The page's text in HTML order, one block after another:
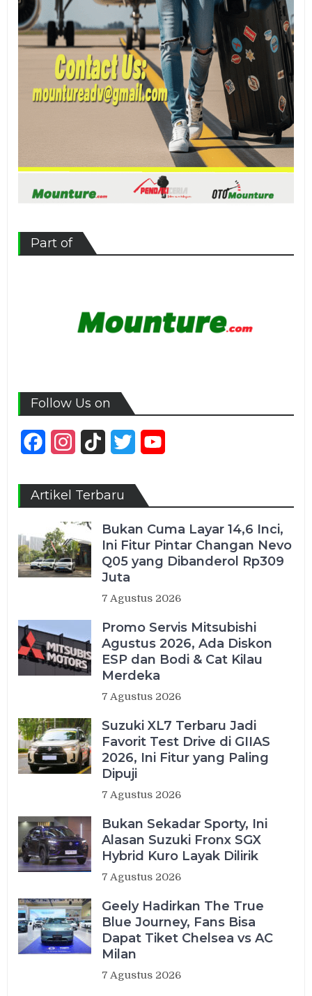
Part of
Follow Us on
FacebookInstagram
TikTok Twitter
Artikel Terbaru
Bukan Cuma Layar 14,6 Inci,
Ini Fitur Pintar Changan Nevo
Q05 yang Dibanderol Rp309
Juta
7 Agustus 2026
Promo Servis Mitsubishi
Agustus 2026, Ada Diskon
ESP dan Bodi & Cat Kilau
Merdeka
7 Agustus 2026
Suzuki XL7 Terbaru Jadi
Favorit Test Drive di GIIAS
2026, Ini Fitur yang Paling
Dipuji
7 Agustus 2026
Bukan Sekadar Sporty, Ini
Alasan Suzuki Fronx SGX
Hybrid Kuro Layak Dilirik
7 Agustus 2026
Geely Hadirkan The True
Blue Journey, Fans Bisa
Dapat Tiket Chelsea vs AC
Milan
7 Agustus 2026